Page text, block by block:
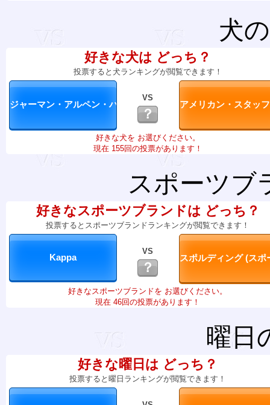
犬
好きな犬は どっち？
投票すると犬ランキングが閲覧できます！
VS
？
好きな犬を お選びください。
現在 155回の投票があります！
スポーツブ
好きなスポーツブランドは どっち？
投票するとスポーツブランドランキングが閲覧できます！
VS
？
好きなスポーツブランドを お選びください。
現在 46回の投票があります！
曜日
好きな曜日は どっち？
投票すると曜日ランキングが閲覧できます！